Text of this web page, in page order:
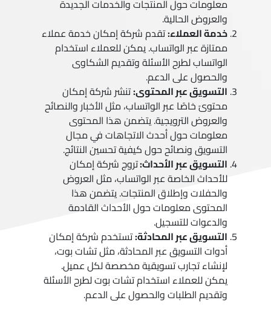
معلومات حول المنتجات والخدمات الجديدة
والعروض الحالية.
خدمة العملاء:تقدم شركة إمكان خدمة عملاء
ممتازة عبر الواتساب. يمكن للعملاء استخدام
الواتساب لطرح الأسئلة وتقديم الشكاوى
والحصول على الدعم.
التسويق عبر المحتوى:تنشر شركة إمكان
محتوىً خاصًا عبر الواتساب، مثل الأخبار والنصائح
والعروض الترويجية. يتضمن هذا المحتوى
معلومات حول أحدث الاتجاهات في مجال
التسويق ونصائح حول كيفية تحسين النتائج.
التسويق عبر الأحداث:تروج شركة إمكان
للأحداث الخاصة عبر الواتساب، مثل العروض
والحفلات وإطلاق المنتجات. يتضمن هذا
المحتوى معلومات حول الأحداث القادمة
والدعوات للتسجيل.
التسويق عبر المحادثة:تستخدم شركة إمكان
أدوات التسويق عبر المحادثة، مثل تشات بوت،
لإنشاء تجارب تسويقية مخصصة لكل عميل.
يمكن للعملاء استخدام تشات بوت لطرح الأسئلة
وتقديم الطلبات والحصول على الدعم.